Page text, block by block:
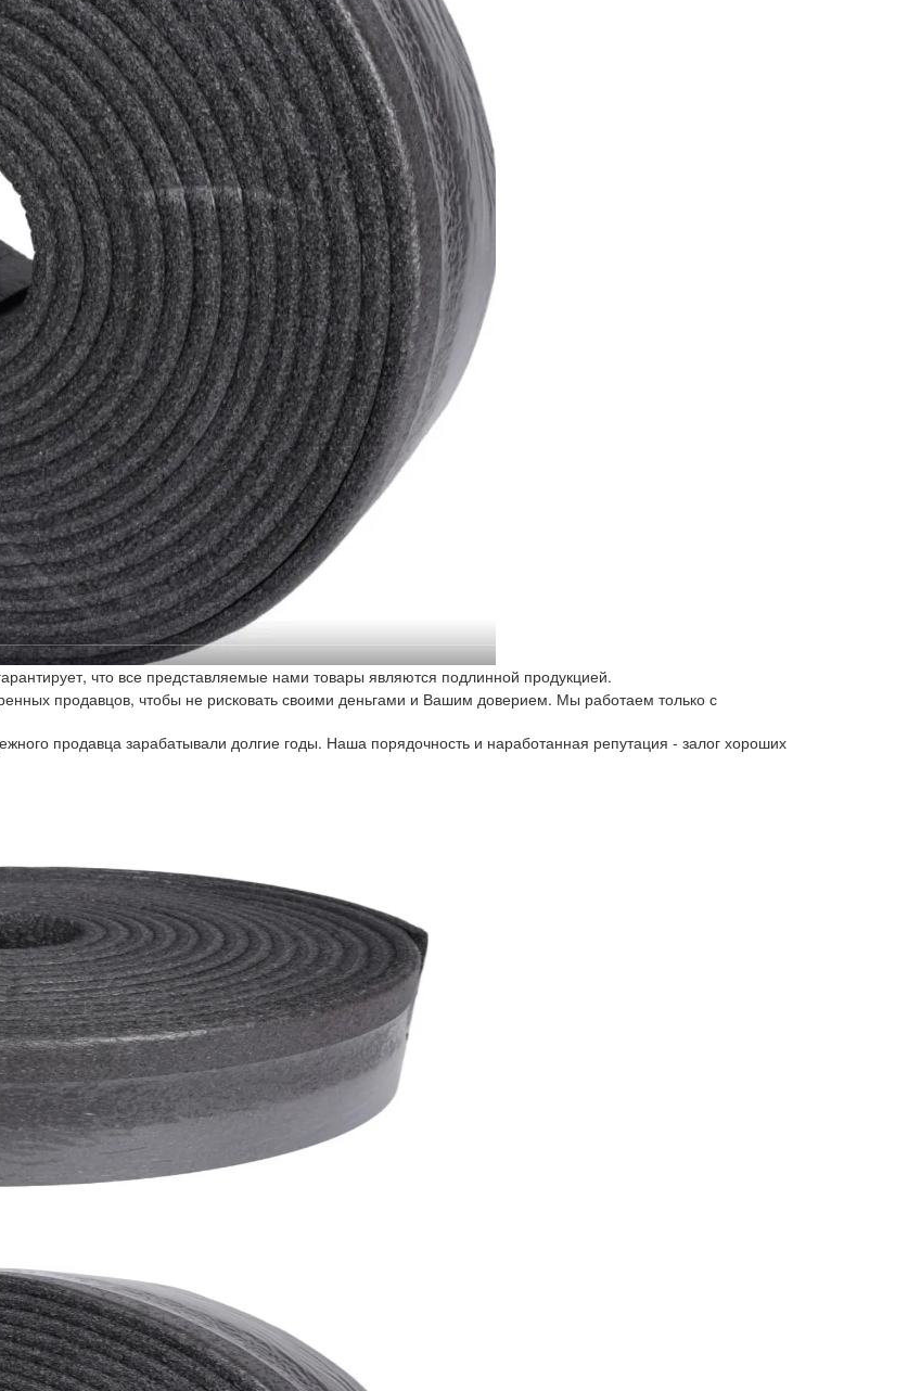
что все представляемые нами товары являются подлинной продукцией.
продавцов, чтобы не рисковать своими деньгами и Вашим доверием. Мы работаем только с
продавца зарабатывали долгие годы. Наша порядочность и наработанная репутация - залог хороших